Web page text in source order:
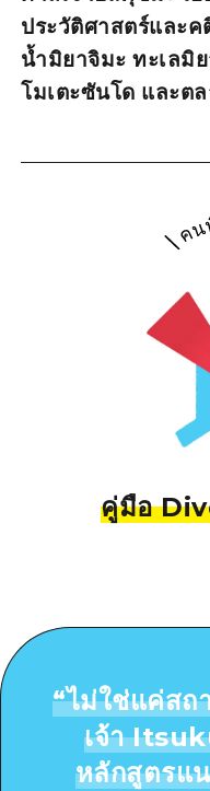
คู่มือ
ประวัติศาสตร์และ
น้ำมิยาจิมะ ทะเลมิ
โมเตะซันโด และต
“ไม่ใช่แค่สถ
เจ้า
หลักสูตรแ